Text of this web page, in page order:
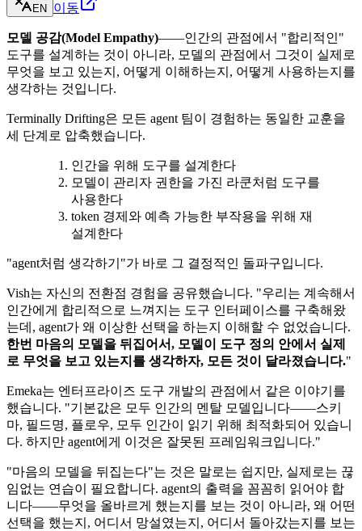
EN 이동
모델 공감(Model Empathy)——인간의 관점에서 "합리적인"
도구를 설계하는 것이 아니라, 모델의 관점에서 그것이 실제로
무엇을 보고 있는지, 어떻게 이해하는지, 어떻게 사용하는지를
생각하는 것입니다.
Terminally Drifting은 모든 agent 팀이 경험하는 동일한 교훈을
세 단계로 압축했습니다.
인간을 위해 도구를 설계한다
모델이 관리자 권한을 가진 라쿤처럼 도구를
사용한다
token 경제와 예측 가능한 부작용을 위해 재
설계한다
"agent처럼 생각하기"가 바로 그 결정적인 돌파구입니다.
Vish는 자신의 전환점 경험을 공유했습니다. "우리는 계속해서
인간에게 합리적으로 느껴지는 도구 인터페이스를 구축해왔
는데, agent가 왜 이상한 선택을 하는지 이해할 수 없었습니다.
한번 마음의 모델을 뒤집어서, 모델이 도구 정의 안에서 실제
로 무엇을 보고 있는지를 생각하자, 모든 것이 달라졌습니다."
Emeka는 엔터프라이즈 도구 개발의 관점에서 같은 이야기를
했습니다. "기본값은 모두 인간의 멘탈 모델입니다——스키
마, 필드명, 플로우, 모두 인간이 읽기 위해 최적화되어 있습니
다. 하지만 agent에게 이것은 잘못된 프레임워크입니다."
"마음의 모델을 뒤집는다"는 것은 말로는 쉽지만, 실제로는 끊
임없는 연습이 필요합니다. agent의 출력을 꼼꼼히 읽어야 합
니다——무엇을 올바르게 했는지를 보는 것이 아니라, 왜 어떤
선택을 했는지, 어디서 망설였는지, 어디서 돌아갔는지를 보는